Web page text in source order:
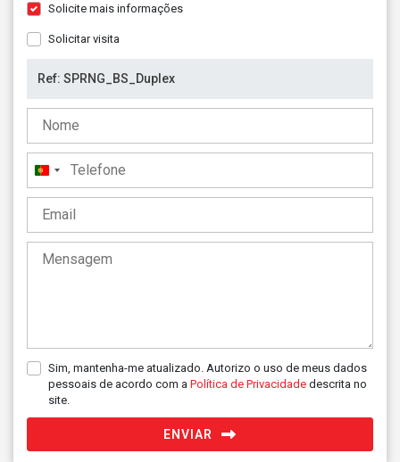
Solicite mais informações
Solicitar visita
Portugal
+351
Sim, mantenha-me atualizado. Autorizo o uso de meus dados
pessoais de acordo com a Política de Privacidade descrita no
site.
ENVIAR